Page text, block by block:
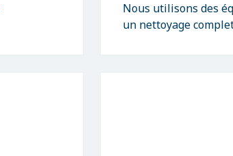
Nous utilisons des
un nettoyage